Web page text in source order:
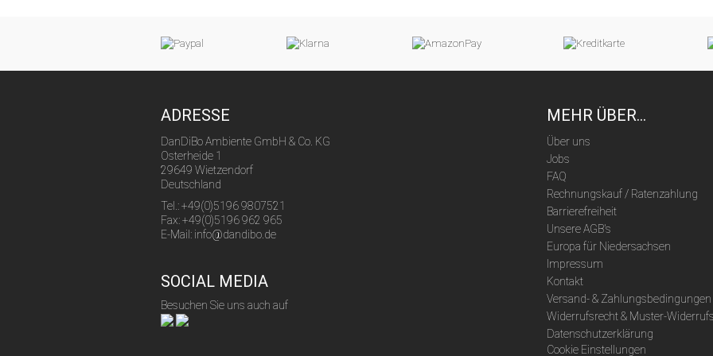
ADRESSE
DanDiBo Ambiente GmbH & Co. KG
Osterheide 1
29649 Wietzendorf
Deutschland
Tel.: +49(0)5196 9807521
Fax: +49(0)5196 962 965
E-Mail: info@dandibo.de
SOCIAL MEDIA
Besuchen Sie uns auch auf
MEHR ÜBER...
Über uns
Jobs
FAQ
Rechnungskauf / Ratenzahlung
Barrierefreiheit
Unsere AGB's
Europa für Niedersachsen
Impressum
Kontakt
Versand- & Zahlungsbedingungen
Widerrufsrecht & Muster-
Datenschutzerklärung
Cookie Einstellungen